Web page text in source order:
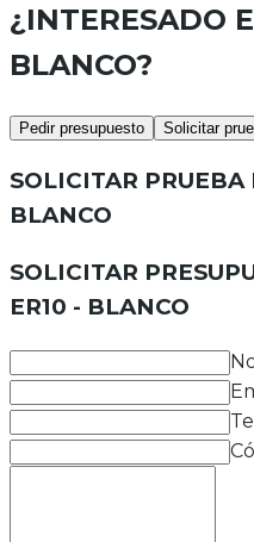
¿INTERESADO
BLANCO?
Pedir presupuesto Solicitar
SOLICITAR PRUEBA
BLANCO
SOLICITAR
ER10 - BLANCO